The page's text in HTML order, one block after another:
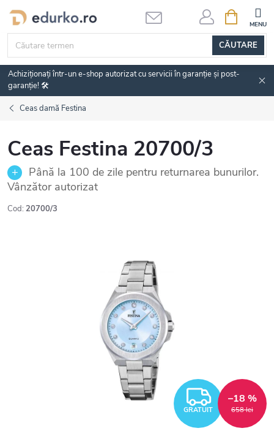
Treci
conținut
CĂUTARE
DE
Achiziționați într-un e-shop autorizat cu servicii în garanție și post-
garanție! 🛠️
Ceas damă Festina
Ceas Festina 20700/3
Până la 100 de zile pentru returnarea bunurilor.
Vânzător autorizat
Cod: 20700/3
GRATUIT 658 lei
–18 %